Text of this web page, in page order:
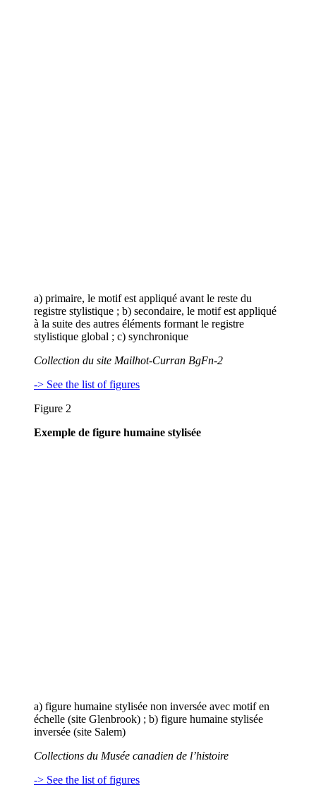
a) primaire, le motif est appliqué avant le reste du
registre stylistique ; b) secondaire, le motif est appliqué
à la suite des autres éléments formant le registre
stylistique global ; c) synchronique
Collection du site Mailhot-Curran BgFn-2
-> See the list of figures
Figure 2
Exemple de figure humaine stylisée
a) figure humaine stylisée non inversée avec motif en
échelle (site Glenbrook) ; b) figure humaine stylisée
inversée (site Salem)
Collections du Musée canadien de l’histoire
-> See the list of figures